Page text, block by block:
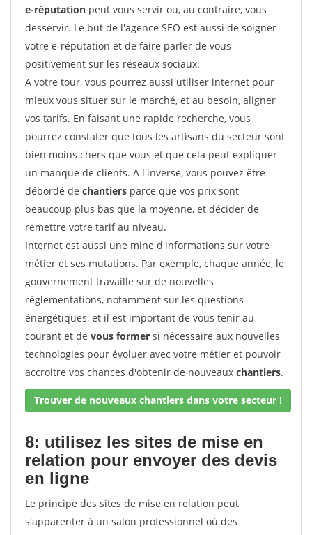
e-réputation peut vous servir ou, au contraire, vous
desservir. Le but de l'agence SEO est aussi de soigner
votre e-réputation et de faire parler de vous
positivement sur les réseaux sociaux.
A votre tour, vous pourrez aussi utiliser internet pour
mieux vous situer sur le marché, et au besoin, aligner
vos tarifs. En faisant une rapide recherche, vous
pourrez constater que tous les artisans du secteur sont
bien moins chers que vous et que cela peut expliquer
un manque de clients. A l'inverse, vous pouvez être
débordé de chantiers parce que vos prix sont
beaucoup plus bas que la moyenne, et décider de
remettre votre tarif au niveau.
Internet est aussi une mine d'informations sur votre
métier et ses mutations. Par exemple, chaque année, le
gouvernement travaille sur de nouvelles
réglementations, notamment sur les questions
énergétiques, et il est important de vous tenir au
courant et de vous former si nécessaire aux nouvelles
technologies pour évoluer avec votre métier et pouvoir
accroitre vos chances d'obtenir de nouveaux chantiers.
Trouver de nouveaux chantiers dans votre secteur !
8: utilisez les sites de mise en
relation pour envoyer des devis
en ligne
Le principe des sites de mise en relation peut
s'apparenter à un salon professionnel où des